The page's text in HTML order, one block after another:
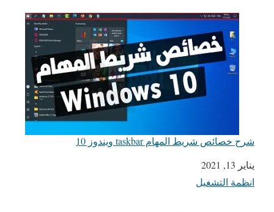
شرح خصائص شريط المهام taskbar ويندوز 10
التاريخ
يناير 13, 2021
في ما يتعلق بما يأتي
انظمة التشغيل